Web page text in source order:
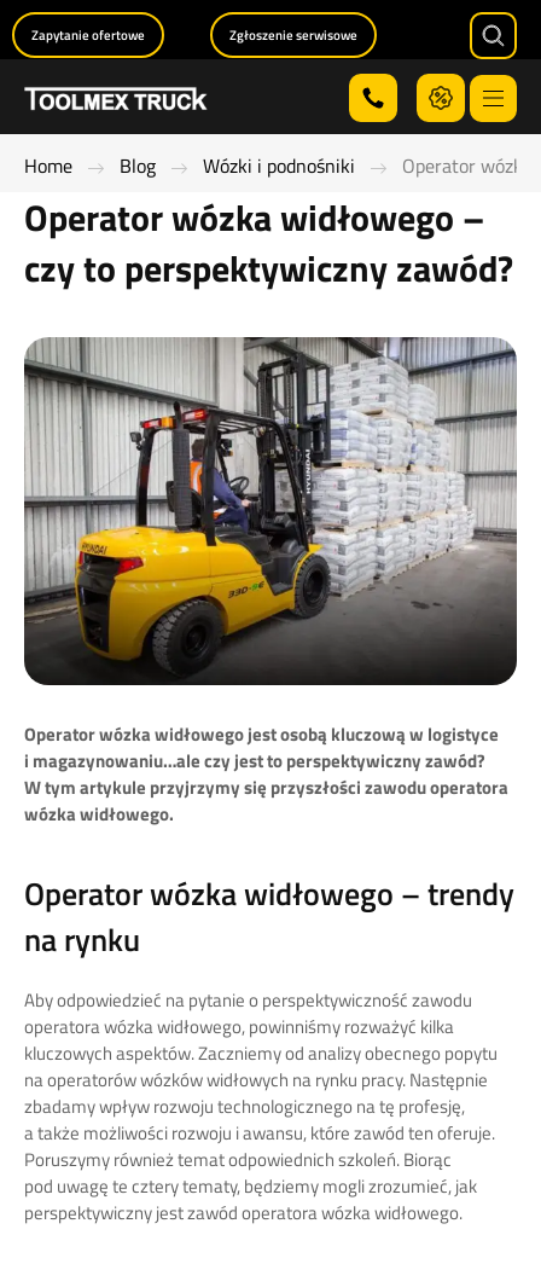
Menu
Zapytanie ofertowe Zgłoszenie serwisowe
Home Blog Wózki i podnośniki Operator wózka
Operator wózka widłowego –
czy to perspektywiczny zawód?
Operator wózka widłowego jest osobą kluczową w logistyce
i magazynowaniu…ale czy jest to perspektywiczny zawód?
W tym artykule przyjrzymy się przyszłości zawodu operatora
wózka widłowego.
Operator wózka widłowego – trendy
na rynku
Aby odpowiedzieć na pytanie o perspektywiczność zawodu
operatora wózka widłowego, powinniśmy rozważyć kilka
kluczowych aspektów. Zaczniemy od analizy obecnego popytu
na operatorów wózków widłowych na rynku pracy. Następnie
zbadamy wpływ rozwoju technologicznego na tę profesję,
a także możliwości rozwoju i awansu, które zawód ten oferuje.
Poruszymy również temat odpowiednich szkoleń. Biorąc
pod uwagę te cztery tematy, będziemy mogli zrozumieć, jak
perspektywiczny jest zawód operatora wózka widłowego.